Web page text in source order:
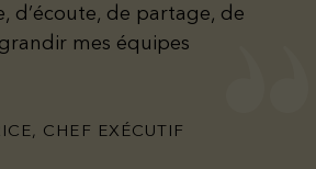
d’écoute, de partage, de
mes équipes
CHEF EXÉCUTIF